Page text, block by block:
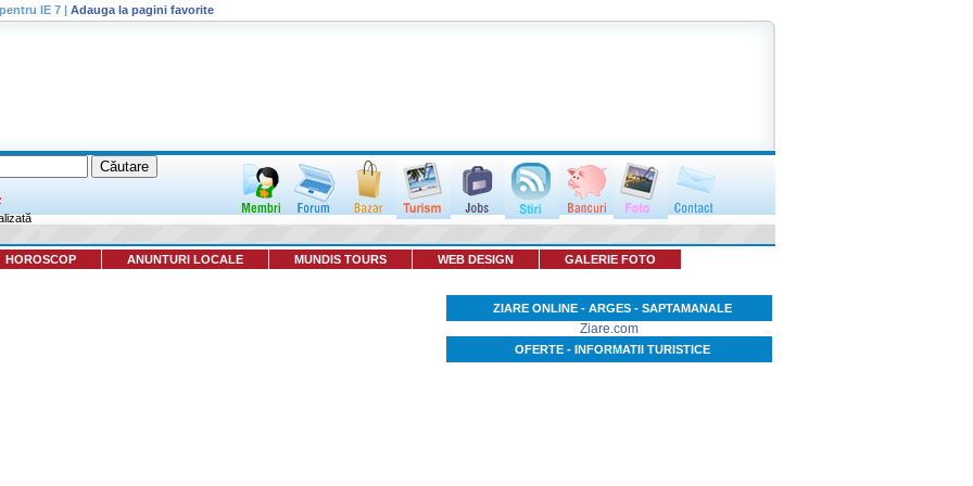
IE 7 | Adauga la pagini favorite
HOROSCOP ANUNTURI LOCALE MUNDIS TOURS WEB DESIGN GALERIE FOTO
ZIARE ONLINE - ARGES - SAPTAMANALE
Ziare.com
OFERTE - INFORMATII TURISTICE